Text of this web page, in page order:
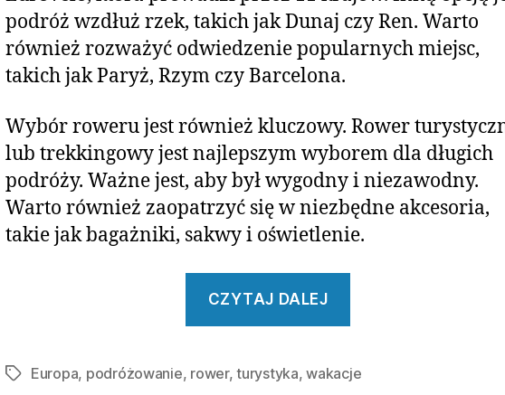
podróż wzdłuż rzek, takich jak Dunaj czy Ren. Warto
również rozważyć odwiedzenie popularnych miejsc,
takich jak Paryż, Rzym czy Barcelona.
Wybór roweru jest również kluczowy. Rower
lub trekkingowy jest najlepszym wyborem dla długich
podróży. Ważne jest, aby był wygodny i niezawodny.
Warto również zaopatrzyć się w niezbędne akcesoria,
takie jak bagażniki, sakwy i oświetlenie.
CZYTAJ DALEJ
TagiEuropa, podróżowanie, rower,turystyka,wakacje